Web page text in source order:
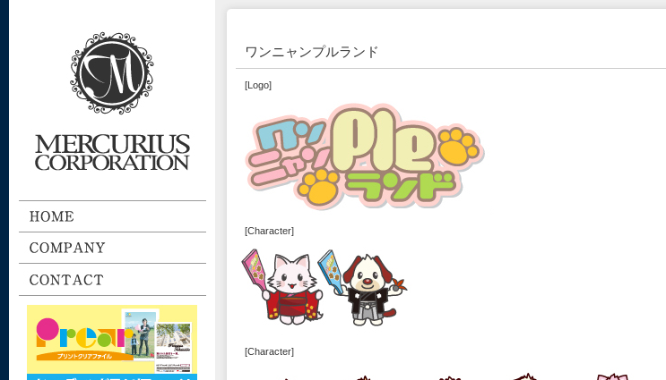
ワンニャンプルランド
[Logo]
[Character]
[Character]